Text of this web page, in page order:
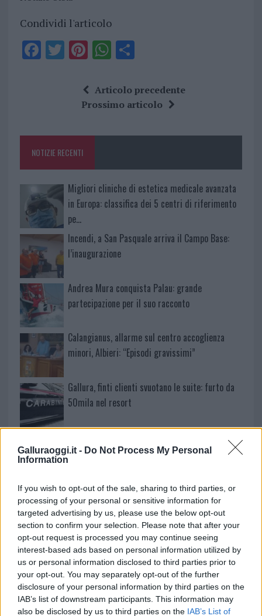
Galluraoggi.it - Do Not Process My Personal
Information
If you wish to opt-out of the sale, sharing to third parties, or
processing of your personal or sensitive information for
targeted advertising by us, please use the below opt-out
section to confirm your selection. Please note that after your
opt-out request is processed you may continue seeing
interest-based ads based on personal information utilized by
us or personal information disclosed to third parties prior to
your opt-out. You may separately opt-out of the further
disclosure of your personal information by third parties on the
IAB’s list of downstream participants. This information may
also be disclosed by us to third parties on the IAB’s List of
Condividi l'articolo
F
o
k
T Pi
te
re
W
at
s
p
S
a
re
Articolo precedente
Prossimo articolo
NOTIZIE RECENTI
Migliori cliniche di estetica medicale avanzata
in Europa: classifica dei 5 centri di riferimento
pe…
Incendi, a San Pasquale arriva il Campo Base:
l’inaugurazione
Andrea Mura conquista Palau: grande
partecipazione per il suo racconto
Calangianus, allarme sul centro accoglienza
minori, Albieri: “Episodi gravissimi”
Gallura, finti clienti svuotano le suite: furto da
50mila nel resort
protagonisti
Test tunnel Olbia: rampe chiuse ancora fino a
fine agosto